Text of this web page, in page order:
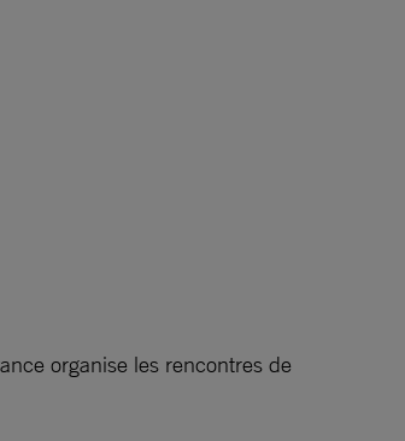
organise les rencontres de